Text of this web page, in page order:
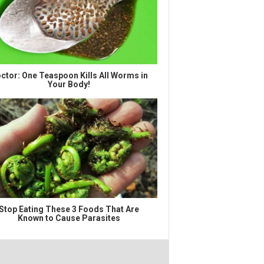
One Teaspoon Kills All Worms in
Your Body!
Eating These 3 Foods That Are
Known to Cause Parasites